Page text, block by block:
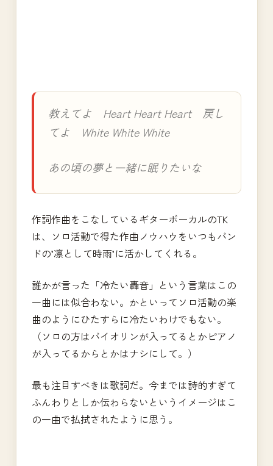
教えてよ Heart Heart Heart 戻し
てよ White White White
あの頃の夢と一緒に眠りたいな
作詞作曲をこなしているギターボーカルのTK
は、ソロ活動で得た作曲ノウハウをいつもバン
ドの’凛として時雨’に活かしてくれる。
誰かが言った「冷たい轟音」という言葉はこの
一曲には似合わない。かといってソロ活動の楽
曲のようにひたすらに冷たいわけでもない。
（ソロの方はバイオリンが入ってるとかピアノ
が入ってるからとかはナシにして。）
最も注目すべきは歌詞だ。今までは詩的すぎて
ふんわりとしか伝わらないというイメージはこ
の一曲で払拭されたように思う。